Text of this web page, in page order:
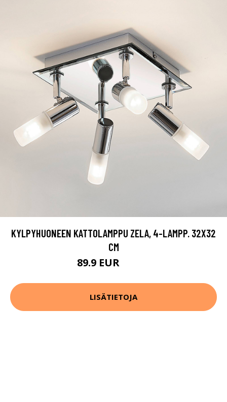
KYLPYHUONEEN KATTOLAMPPU ZELA, 4-LAMPP. 32X32
CM
89.9 EUR
LISÄTIETOJA